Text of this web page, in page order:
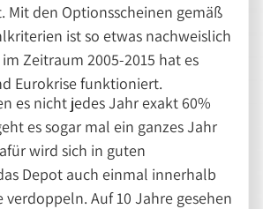
Mit den Optionsscheinen gemäß
ist so etwas nachweislich
Zeitraum 2005-2015 hat es
Eurokrise funktioniert.
es nicht jedes Jahr exakt 60%
es sogar mal ein ganzes Jahr
wird sich in guten
Depot auch einmal innerhalb
Auf 10 Jahre gesehen